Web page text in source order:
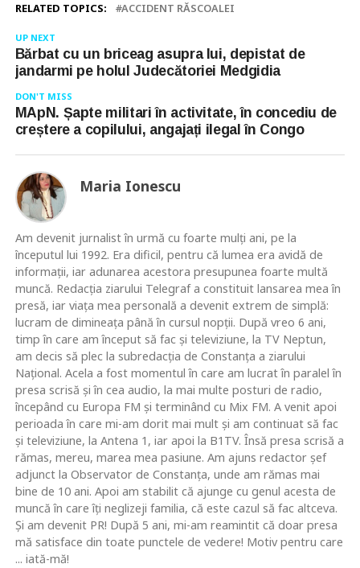
RELATED TOPICS: ACCIDENT RĂSCOALEI
UP NEXT
Bărbat cu un briceag asupra lui, depistat de
jandarmi pe holul Judecătoriei Medgidia
DON'T MISS
MApN. Șapte militari în activitate, în concediu de
creștere a copilului, angajați ilegal în Congo
Maria Ionescu
Am devenit jurnalist în urmă cu foarte mulţi ani, pe la
începutul lui 1992. Era dificil, pentru că lumea era avidă de
informaţii, iar adunarea acestora presupunea foarte multă
muncă. Redacţia ziarului Telegraf a constituit lansarea mea în
presă, iar viaţa mea personală a devenit extrem de simplă:
lucram de dimineaţa până în cursul nopţii. După vreo 6 ani,
timp în care am început să fac şi televiziune, la TV Neptun,
am decis să plec la subredacţia de Constanţa a ziarului
Naţional. Acela a fost momentul în care am lucrat în paralel în
presa scrisă şi în cea audio, la mai multe posturi de radio,
începând cu Europa FM şi terminând cu Mix FM. A venit apoi
perioada în care mi-am dorit mai mult şi am continuat să fac
şi televiziune, la Antena 1, iar apoi la B1TV. Însă presa scrisă a
rămas, mereu, marea mea pasiune. Am ajuns redactor şef
adjunct la Observator de Constanţa, unde am rămas mai
bine de 10 ani. Apoi am stabilit că ajunge cu genul acesta de
muncă în care îţi neglizeji familia, că este cazul să fac altceva.
Şi am devenit PR! După 5 ani, mi-am reamintit că doar presa
mă satisface din toate punctele de vedere! Motiv pentru care
... iată-mă!